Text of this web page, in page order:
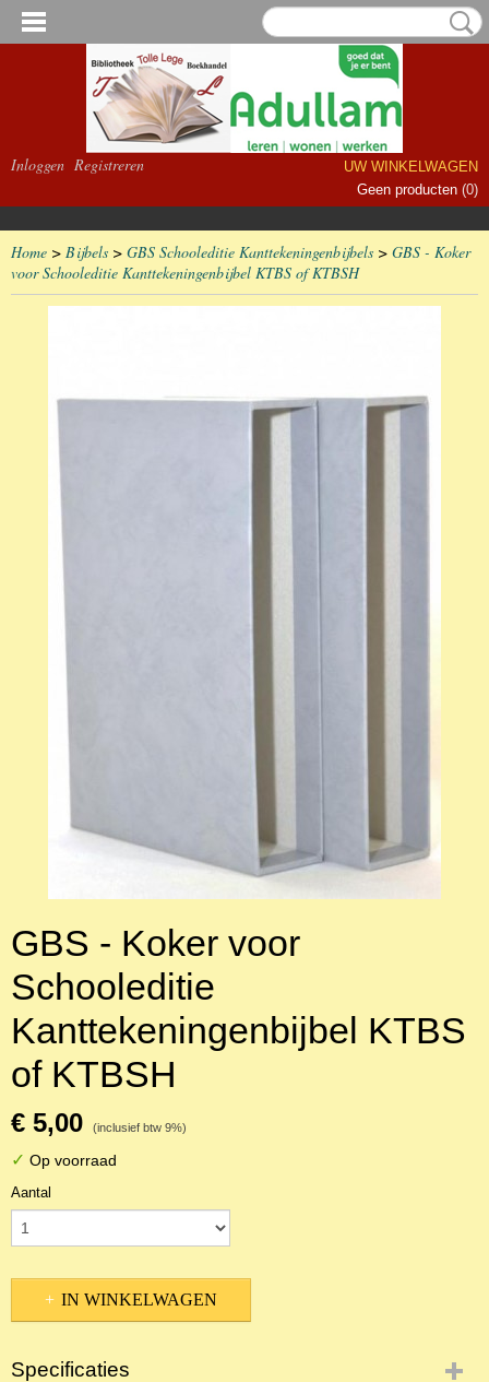
Inloggen Registreren
UW WINKELWAGEN
Geen producten (0)
Home > Bijbels > GBS Schooleditie Kanttekeningenbijbels > GBS - Koker
voor Schooleditie Kanttekeningenbijbel KTBS of KTBSH
GBS - Koker voor
Schooleditie
Kanttekeningenbijbel KTBS
of KTBSH
€ 5,00 (inclusief btw 9%)
✓ Op voorraad
Aantal
IN WINKELWAGEN
Specificaties